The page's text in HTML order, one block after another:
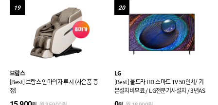
19
브람스
[Best] 브람스 안마의자 루시 (사은품 증
정)
20
LG
[Best] 울트라 HD 스마트 TV 50인치/ 기
본설치비무료 / LG전문기사설치 / 3년AS